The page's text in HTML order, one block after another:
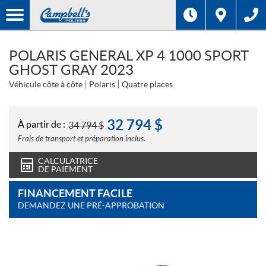
POLARIS GENERAL XP 4 1000 SPORT
GHOST GRAY 2023
Véhicule côte à côte Polaris Quatre places
À partir de : 34 794$ 32 794 $
Frais de transport et préparation inclus.
CALCULATRICE
DE PAIEMENT
FINANCEMENT FACILE
DEMANDEZ UNE PRÉ-APPROBATION